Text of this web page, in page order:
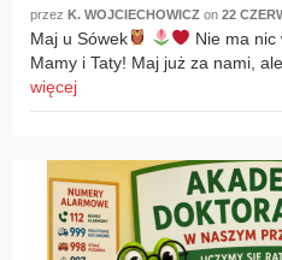
przez K. WOJCIECHOWICZ on 22
Maj u Sówek
Nie ma nic
Mamy i Taty! Maj już za nami,
więcej